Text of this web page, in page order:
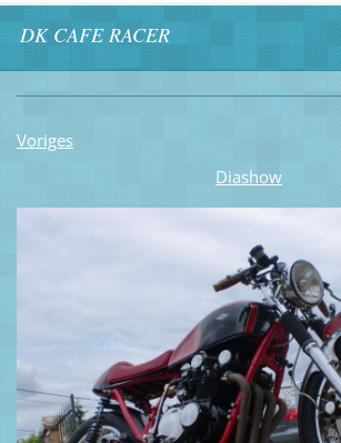
DK CAFE RACER
Voriges
Diashow